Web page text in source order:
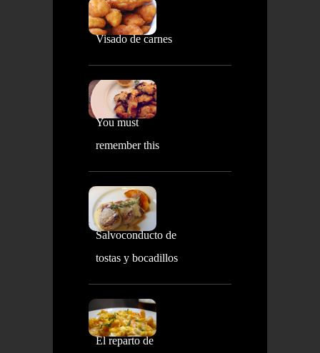
Visado de carnes
You must
remember this
Salvoconducto de
tostas y bocadillos
El reparto de